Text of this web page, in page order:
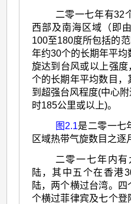
二零一七年有32
西部及南海区域（即
100至180度所包括的
年约30个的长期年平
旋达到台风或以上强
个的长期年平均数目
到超强台风程度(中心
时185公里或以上)。
图2.1是二零一七
区域热带气旋数目之逐
二零一七年内
陆，其中五个在香港
陆，两个横过台湾。
个横过菲律宾及七个